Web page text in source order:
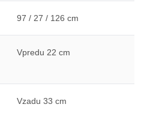
97 / 27 / 126 cm
Vpredu 22 cm
Vzadu 33 cm